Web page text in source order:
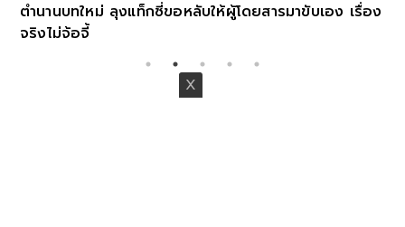
ตำนานบทใหม่ ลุงแท็กซี่ขอหลับให้ผู้โดยสารมาขับเอง เรื่อง
จริงไม่จ้อจี้